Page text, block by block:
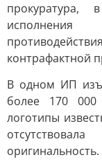
прокуратура,
исполнения
контрафактной
В одном ИП
более 170
логотипы
оригинальность.